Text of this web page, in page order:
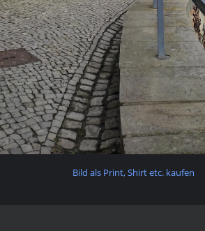
Bild als Print, Shirt etc. kaufen